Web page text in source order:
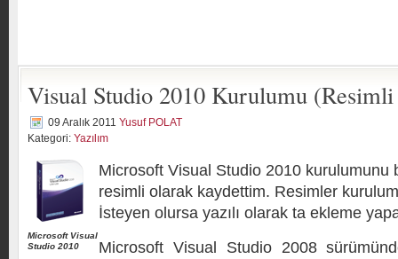
Visual Studio 2010 Kurulumu
09 Aralık 2011 Yusuf POLAT
Kategori: Yazılım
Microsoft Visual
Studio 2010
Microsoft Visual Studio 2010 kurulumunu
resimli olarak kaydettim. Resimler
İsteyen olursa yazılı olarak ta ekleme
Microsoft Visual Studio 2008